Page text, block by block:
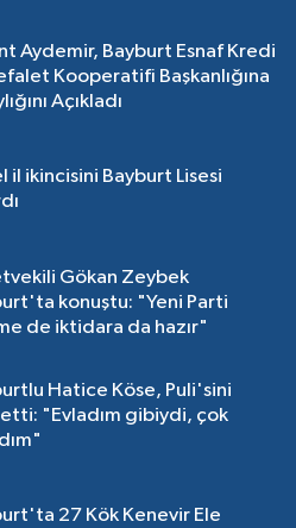
Aydemir, Bayburt Esnaf Kredi
Kooperatifi Başkanlığına
Açıkladı
il ikincisini Bayburt Lisesi
Gökan Zeybek
konuştu: "Yeni Parti
de iktidara da hazır"
Hatice Köse, Puli'sini
"Evladım gibiydi, çok
27 Kök Kenevir Ele